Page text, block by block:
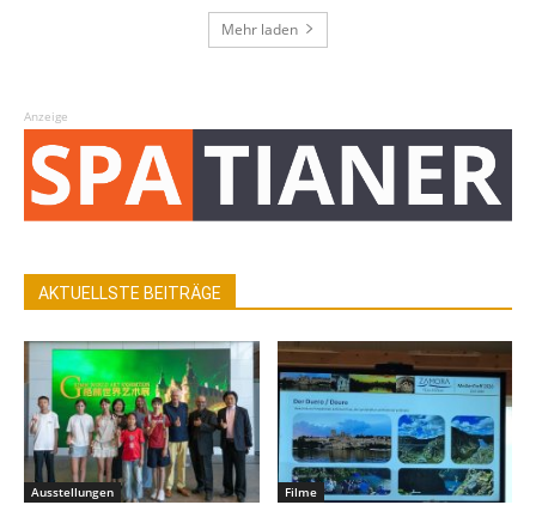
Mehr laden
Anzeige
AKTUELLSTE BEITRÄGE
Ausstellungen Filme